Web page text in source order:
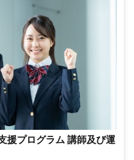
援プログラム 講師及び運